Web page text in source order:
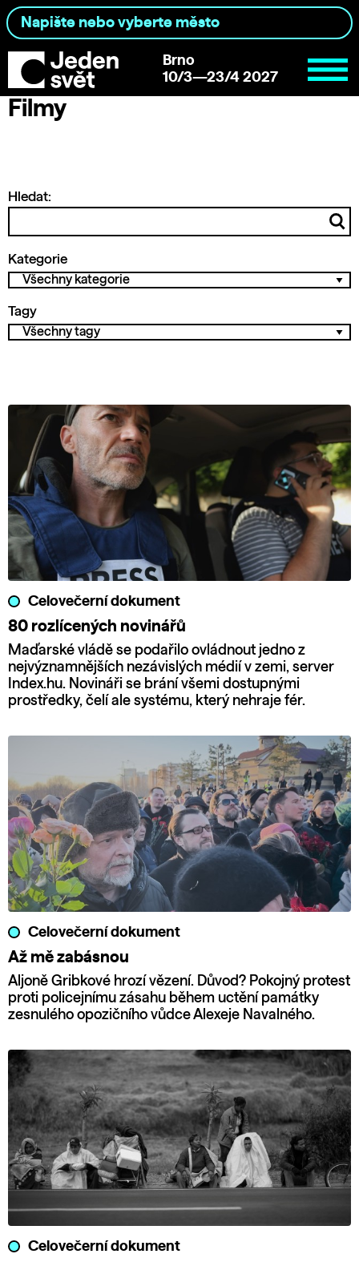
Brno
10/3—23/4 2027
Filmy
Hledat:
Kategorie
Tagy
Celovečerní dokument
80 rozlícených novinářů
Maďarské vládě se podařilo ovládnout jedno z
nejvýznamnějších nezávislých médií v zemi, server
Index.hu. Novináři se brání všemi dostupnými
prostředky, čelí ale systému, který nehraje fér.
Celovečerní dokument
Až mě zabásnou
Aljoně Gribkové hrozí vězení. Důvod? Pokojný protest
proti policejnímu zásahu během uctění památky
zesnulého opozičního vůdce Alexeje Navalného.
Celovečerní dokument